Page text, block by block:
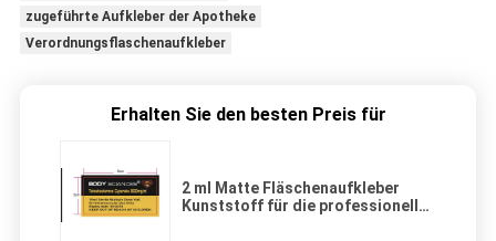
zugeführte Aufkleber der Apotheke
Verordnungsflaschenaufkleber
Erhalten Sie den besten Preis für
2 ml Matte Fläschenaufkleber
Kunststoff für die professionelle